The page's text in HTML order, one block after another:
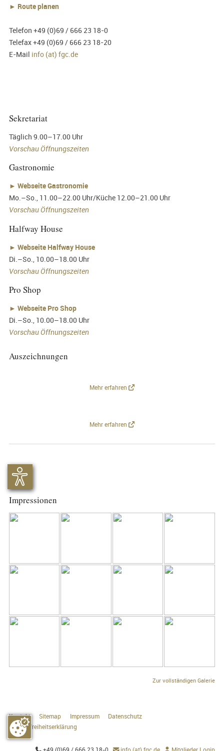
► Route planen
Telefon +49 (0)69 / 666 23 18-0
Telefax +49 (0)69 / 666 23 18-20
E-Mail info (at) fgc.de
Sekretariat
Täglich 9.00–17.00 Uhr
Vorschau Öffnungszeiten
Gastronomie
► Webseite Gastronomie
Mo.–So., 11.00–22.00 Uhr/Küche 12.00–21.00 Uhr
Vorschau Öffnungszeiten
Halfway House
► Webseite Halfway House
Di.–So., 10.00–18.00 Uhr
Vorschau Öffnungszeiten
Pro Shop
► Webseite Pro Shop
Di.–So., 10.00–18.00 Uhr
Vorschau Öffnungszeiten
Auszeichnungen
Mehr erfahren
Mehr erfahren
Impressionen
Zur vollständigen Galerie
Kontakt Sitemap Impressum
Datenschutz
Barrierefreiheitserklärung
  